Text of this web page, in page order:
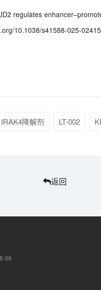
regulates
10.1038/s41588-025-
IRAK4降解剂 LT-002
返回
06